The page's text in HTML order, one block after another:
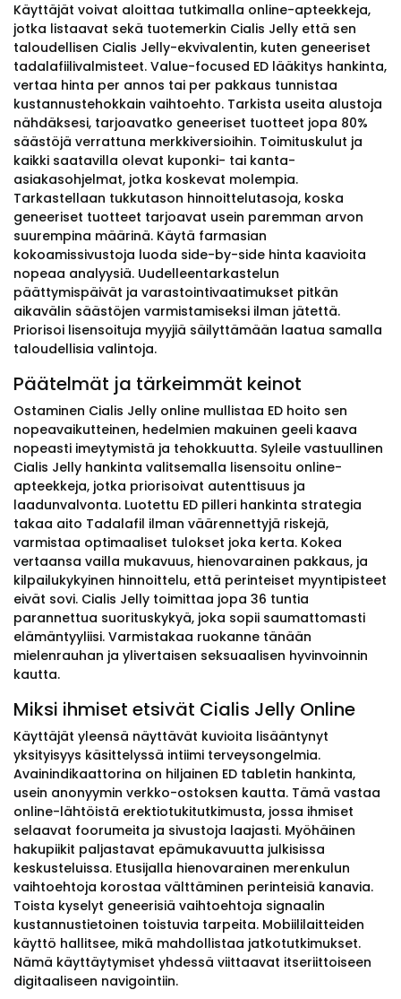
Käyttäjät voivat aloittaa tutkimalla online-apteekkeja,
jotka listaavat sekä tuotemerkin Cialis Jelly että sen
taloudellisen Cialis Jelly-ekvivalentin, kuten geneeriset
tadalafiilivalmisteet. Value-focused ED lääkitys hankinta,
vertaa hinta per annos tai per pakkaus tunnistaa
kustannustehokkain vaihtoehto. Tarkista useita alustoja
nähdäksesi, tarjoavatko geneeriset tuotteet jopa 80%
säästöjä verrattuna merkkiversioihin. Toimituskulut ja
kaikki saatavilla olevat kuponki- tai kanta-
asiakasohjelmat, jotka koskevat molempia.
Tarkastellaan tukkutason hinnoittelutasoja, koska
geneeriset tuotteet tarjoavat usein paremman arvon
suurempina määrinä. Käytä farmasian
kokoamissivustoja luoda side-by-side hinta kaavioita
nopeaa analyysiä. Uudelleentarkastelun
päättymispäivät ja varastointivaatimukset pitkän
aikavälin säästöjen varmistamiseksi ilman jätettä.
Priorisoi lisensoituja myyjiä säilyttämään laatua samalla
taloudellisia valintoja.
Päätelmät ja tärkeimmät keinot
Ostaminen Cialis Jelly online mullistaa ED hoito sen
nopeavaikutteinen, hedelmien makuinen geeli kaava
nopeasti imeytymistä ja tehokkuutta. Syleile vastuullinen
Cialis Jelly hankinta valitsemalla lisensoitu online-
apteekkeja, jotka priorisoivat autenttisuus ja
laadunvalvonta. Luotettu ED pilleri hankinta strategia
takaa aito Tadalafil ilman väärennettyjä riskejä,
varmistaa optimaaliset tulokset joka kerta. Kokea
vertaansa vailla mukavuus, hienovarainen pakkaus, ja
kilpailukykyinen hinnoittelu, että perinteiset myyntipisteet
eivät sovi. Cialis Jelly toimittaa jopa 36 tuntia
parannettua suorituskykyä, joka sopii saumattomasti
elämäntyyliisi. Varmistakaa ruokanne tänään
mielenrauhan ja ylivertaisen seksuaalisen hyvinvoinnin
kautta.
Miksi ihmiset etsivät Cialis Jelly Online
Käyttäjät yleensä näyttävät kuvioita lisääntynyt
yksityisyys käsittelyssä intiimi terveysongelmia.
Avainindikaattorina on hiljainen ED tabletin hankinta,
usein anonyymin verkko-ostoksen kautta. Tämä vastaa
online-lähtöistä erektiotukitutkimusta, jossa ihmiset
selaavat foorumeita ja sivustoja laajasti. Myöhäinen
hakupiikit paljastavat epämukavuutta julkisissa
keskusteluissa. Etusijalla hienovarainen merenkulun
vaihtoehtoja korostaa välttäminen perinteisiä kanavia.
Toista kyselyt geneerisiä vaihtoehtoja signaalin
kustannustietoinen toistuvia tarpeita. Mobiililaitteiden
käyttö hallitsee, mikä mahdollistaa jatkotutkimukset.
Nämä käyttäytymiset yhdessä viittaavat itseriittoiseen
digitaaliseen navigointiin.